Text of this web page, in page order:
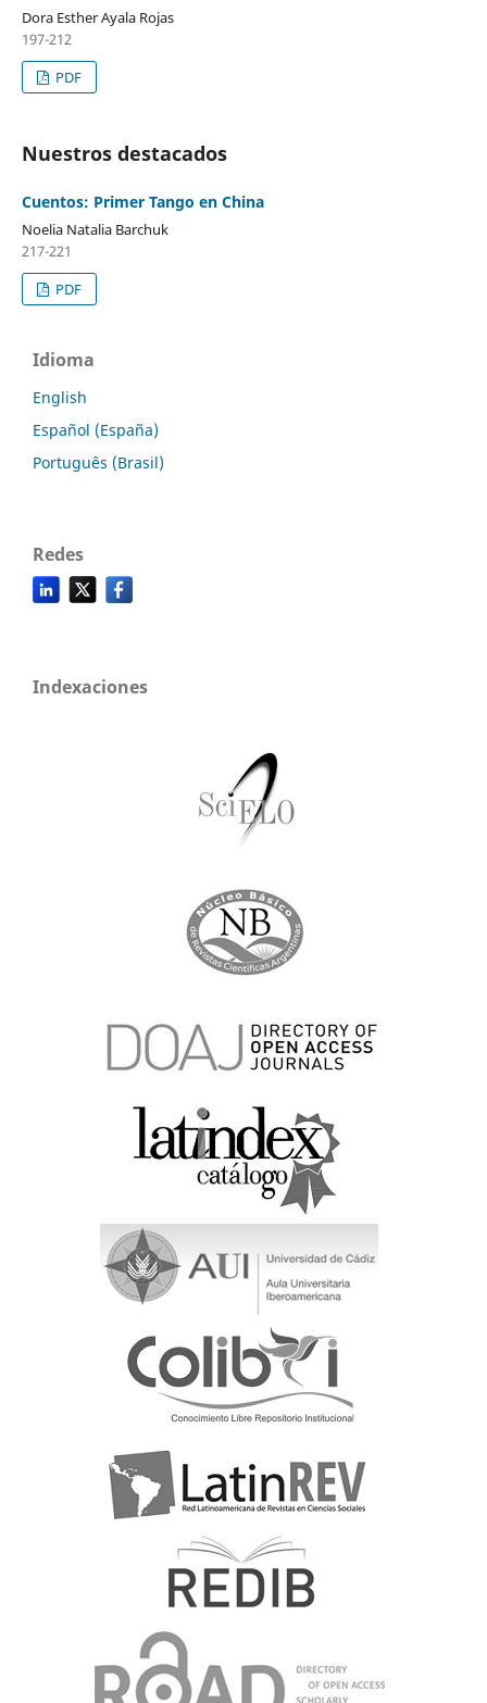
Dora Esther Ayala Rojas
197-212
PDF
Nuestros destacados
Cuentos: Primer Tango en China
Noelia Natalia Barchuk
217-221
PDF
Idioma
English
Español (España)
Português (Brasil)
Redes
Indexaciones